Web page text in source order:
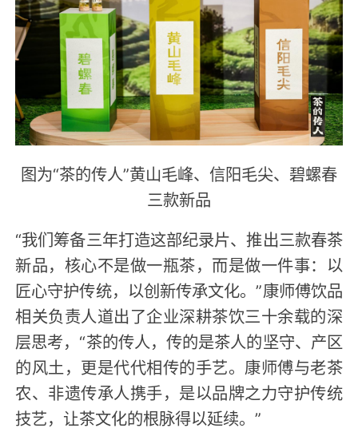
图为“茶的传人”黄山毛峰、信阳毛尖、碧螺春
三款新品
“我们筹备三年打造这部纪录片、推出三款春茶
新品，核心不是做一瓶茶，而是做一件事：以
匠心守护传统，以创新传承文化。”康师傅饮品
相关负责人道出了企业深耕茶饮三十余载的深
层思考，“茶的传人，传的是茶人的坚守、产区
的风土，更是代代相传的手艺。康师傅与老茶
农、非遗传承人携手，是以品牌之力守护传统
技艺，让茶文化的根脉得以延续。”